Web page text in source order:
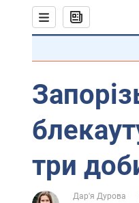
три
Дар'я Дурова